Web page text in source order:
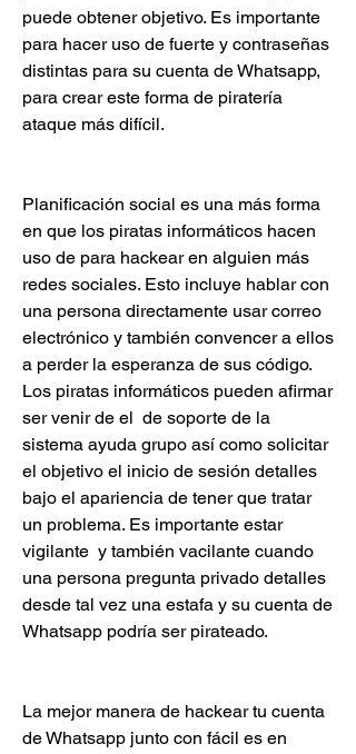
puede obtener objetivo. Es importante
para hacer uso de fuerte y contraseñas
distintas para su cuenta de Whatsapp,
para crear este forma de piratería
ataque más difícil.
Planificación social es una más forma
en que los piratas informáticos hacen
uso de para hackear en alguien más
redes sociales. Esto incluye hablar con
una persona directamente usar correo
electrónico y también convencer a ellos
a perder la esperanza de sus código.
Los piratas informáticos pueden afirmar
ser venir de el  de soporte de la
sistema ayuda grupo así como solicitar
el objetivo el inicio de sesión detalles
bajo el apariencia de tener que tratar
un problema. Es importante estar
vigilante  y también vacilante cuando
una persona pregunta privado detalles
desde tal vez una estafa y su cuenta de
Whatsapp podría ser pirateado.
La mejor manera de hackear tu cuenta
de Whatsapp junto con fácil es en